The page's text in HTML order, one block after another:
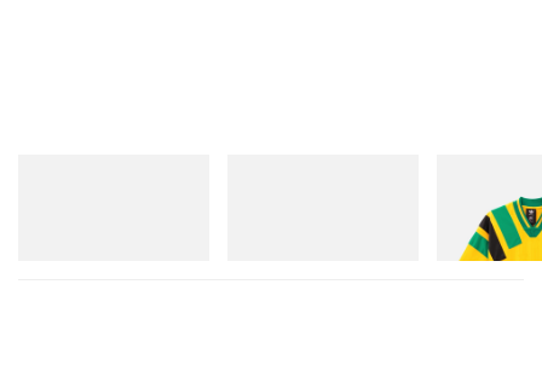
Adidas
Dead Disney
立刻购入